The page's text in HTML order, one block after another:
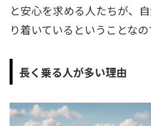
と安心を求める人たちが、
り着いているということなの
長く乗る人が多い理由